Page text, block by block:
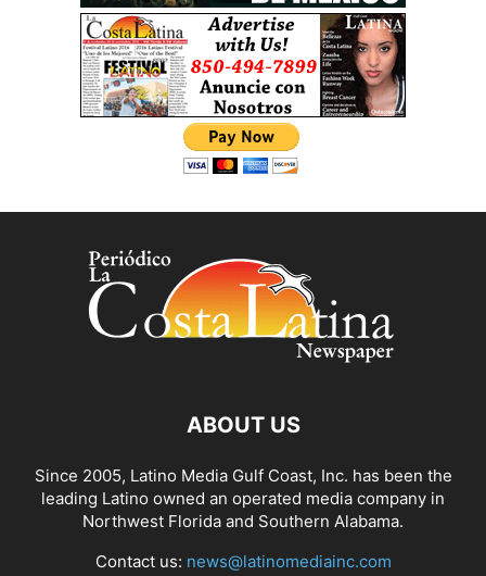
ABOUT US
Since 2005, Latino Media Gulf Coast, Inc. has been the
leading Latino owned an operated media company in
Northwest Florida and Southern Alabama.
Contact us: news@latinomediainc.com